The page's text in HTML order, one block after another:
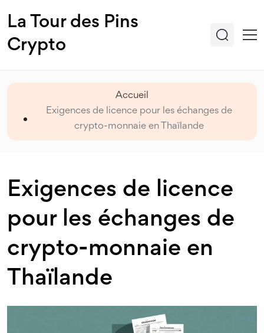
La Tour des Pins
Crypto
Accueil
Exigences de licence pour les échanges de
crypto-monnaie en Thaïlande
Exigences de licence
pour les échanges de
crypto-monnaie en
Thaïlande